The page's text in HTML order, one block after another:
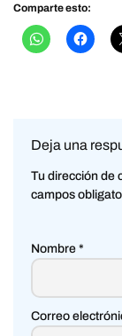
Comparte esto:
Deja una
Tu dirección de
campos
Nombre *
Correo